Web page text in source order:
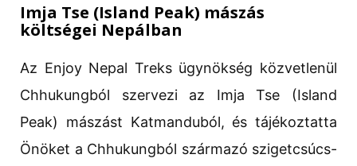
Imja Tse (Island Peak) mászás
költségei Nepálban
Az Enjoy Nepal Treks ügynökség közvetlenül
Chhukungból szervezi az Imja Tse (Island
Peak) mászást Katmanduból, és tájékoztatta
Önöket a Chhukungból származó szigetcsúcs-